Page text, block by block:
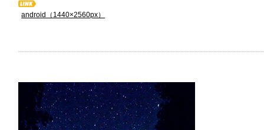
android（1440×2560px）